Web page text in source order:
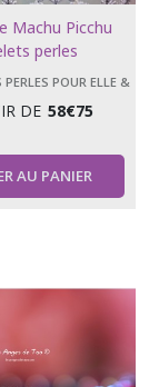
Machu Picchu
perles
POUR ELLE &
DE 58€75
AU PANIER